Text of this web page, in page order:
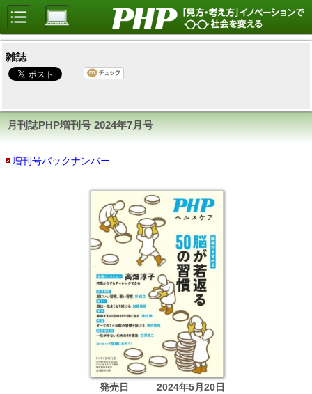
雑誌
月刊誌PHP増刊号 2024年7月号
増刊号バックナンバー
発売日
2024年5月20日